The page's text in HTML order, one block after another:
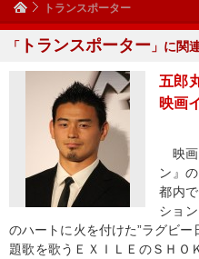
トランスポーター
「 トランスポーター 」に関
五郎
映画
映画
ン』
都内
ショ
のハートに火を付けた”ラグビ
題歌を歌うＥＸＩＬＥのＳＨＯ